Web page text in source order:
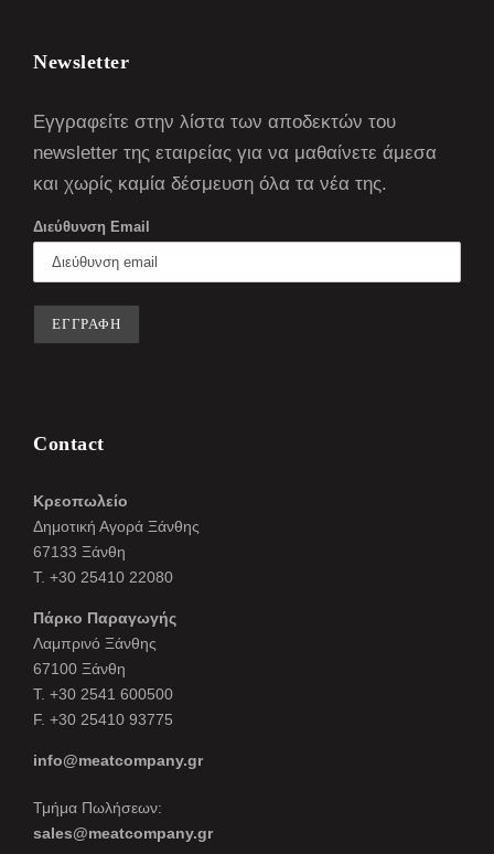
Newsletter
Εγγραφείτε στην λίστα των αποδεκτών του
newsletter της εταιρείας για να μαθαίνετε άμεσα
και χωρίς καμία δέσμευση όλα τα νέα της.
Διεύθυνση Email
Contact
Κρεοπωλείο
Δημοτική Αγορά Ξάνθης
67133 Ξάνθη
Τ. +30 25410 22080
Πάρκο Παραγωγής
Λαμπρινό Ξάνθης
67100 Ξάνθη
Τ. +30 2541 600500
F. +30 25410 93775
info@meatcompany.gr
Τμήμα Πωλήσεων:
sales@meatcompany.gr